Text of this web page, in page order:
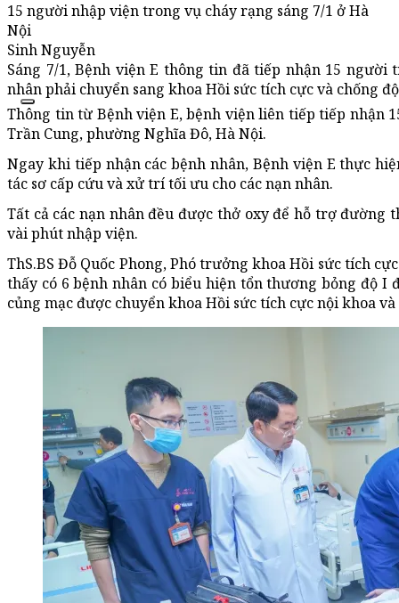
15 người nhập viện trong vụ cháy rạng sáng 7/1 ở Hà
Nội
Sinh Nguyễn
Sáng 7/1, Bệnh viện E thông tin đã tiếp nhận 15
nhân phải chuyển sang khoa Hồi sức tích cực và chống
Thông tin từ Bệnh viện E, bệnh viện liên tiếp tiếp nhận
Trần Cung, phường Nghĩa Đô, Hà Nội.
Ngay khi tiếp nhận các bệnh nhân, Bệnh viện E thực
tác sơ cấp cứu và xử trí tối ưu cho các nạn nhân.
Tất cả các nạn nhân đều được thở oxy để hỗ trợ đường
vài phút nhập viện.
ThS.BS Đỗ Quốc Phong, Phó trưởng khoa Hồi sức tích
thấy có 6 bệnh nhân có biểu hiện tổn thương bỏng độ I
củng mạc được chuyển khoa Hồi sức tích cực nội khoa